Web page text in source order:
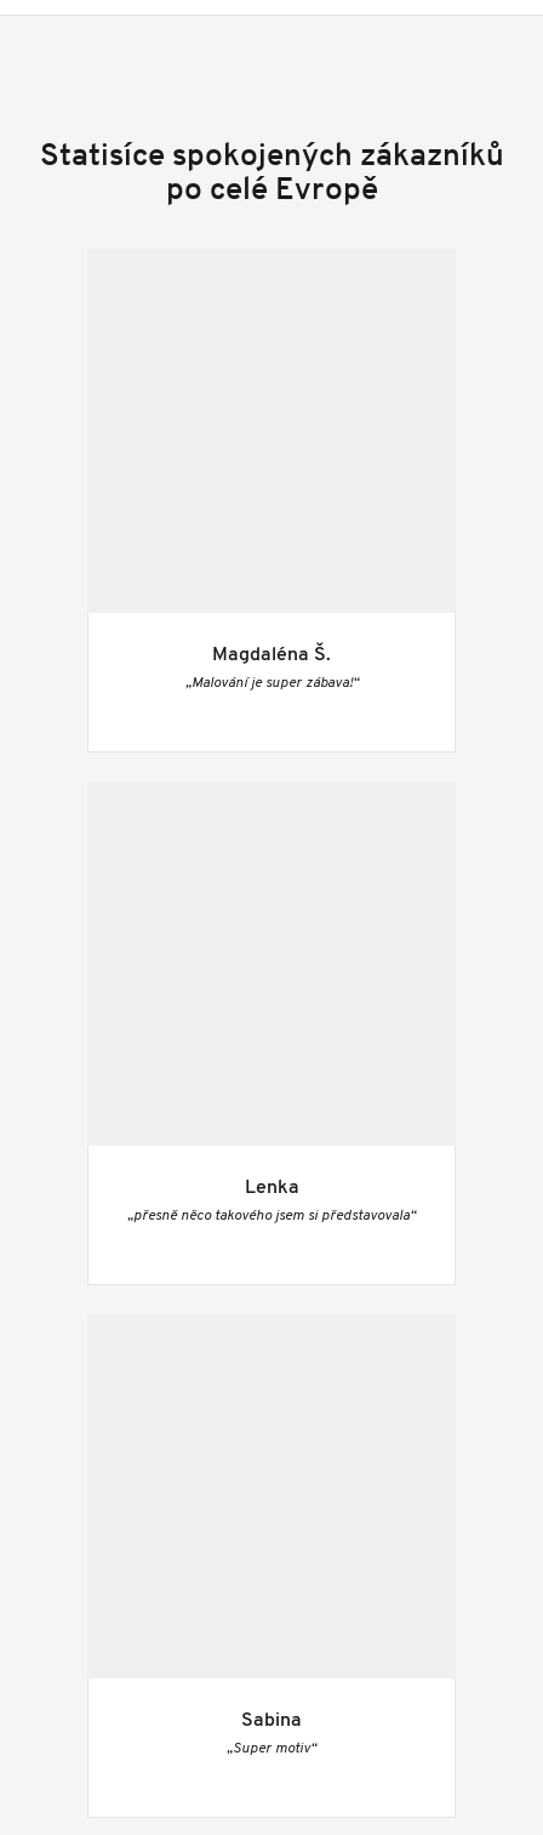
Statisíce spokojených zákazníků
po celé Evropě
Magdaléna Š.
„Malování je super zábava!“
Lenka
„přesně něco takového jsem si představovala“
Sabina
„Super motiv“